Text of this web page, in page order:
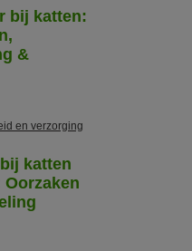
bij katten:
&
en verzorging
katten